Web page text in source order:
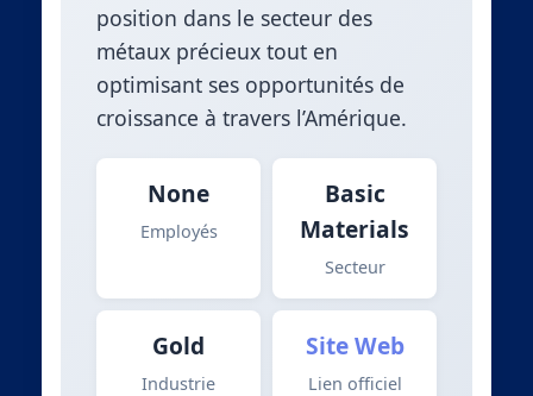
position dans le secteur des
métaux précieux tout en
optimisant ses opportunités de
croissance à travers l’Amérique.
None
Employés
Basic
Materials
Secteur
Gold
Industrie
Site Web
Lien officiel